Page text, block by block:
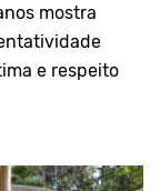
mostra
e respeito